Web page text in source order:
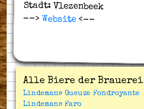
Stadt: Vlezenbeek
--> Website <--
Alle Biere der Brauerei
Lindemans Gueuze Fondroyante
Lindemans Faro